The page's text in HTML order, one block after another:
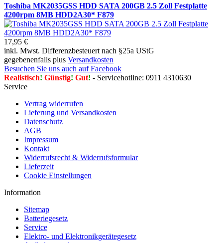
Toshiba MK2035GSS HDD SATA 200GB 2.5 Zoll Festplatte
4200rpm 8MB HDD2A30* F879
17,95 €
inkl. Mwst. Differenzbesteuert nach §25a UStG
gegebenenfalls plus Versandkosten
Besuchen Sie uns auch auf Facebook
Realistisch! Günstig! Gut! - Servicehotline: 0911 4310630
Service
Vertrag widerrufen
Lieferung und Versandkosten
Datenschutz
AGB
Impressum
Kontakt
Widerrufsrecht & Widerrufsformular
Lieferzeit
Cookie Einstellungen
Information
Sitemap
Batteriegesetz
Service
Elektro- und Elektronikgerätegesetz